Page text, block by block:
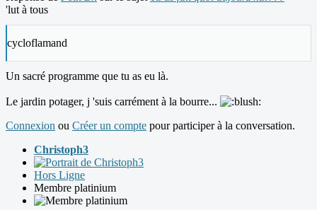
'lut à tous
cycloflamand
Un sacré programme que tu as eu là.
Le jardin potager, j 'suis carrément à la bourre...
Connexion ou Créer un compte pour participer à la conversation.
Christoph3
Hors Ligne
Membre platinium